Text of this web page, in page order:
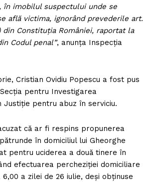
în imobilul suspectului unde se
află victima, ignorând prevederile art.
din Constituţia României, raportat la
Codul penal”, anunţa Inspecţia
Cristian Ovidiu Popescu a fost pus
pentru Investigarea
Justiţie pentru abuz în serviciu.
că ar fi respins propunerea
în domiciliul lui Gheorghe
pentru uciderea a două tinere în
efectuarea percheziţiei domiciliare
a zilei de 26 iulie, deşi obţinuse